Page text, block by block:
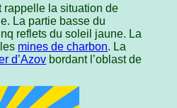
rappelle la situation de
La partie basse du
reflets du soleil jaune. La
mines de charbon. La
d’Azov bordant l’oblast de